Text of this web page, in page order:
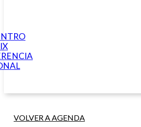
VOLVER A AGENDA